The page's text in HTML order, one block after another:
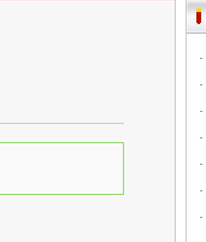
·
·
·
·
·
·
·